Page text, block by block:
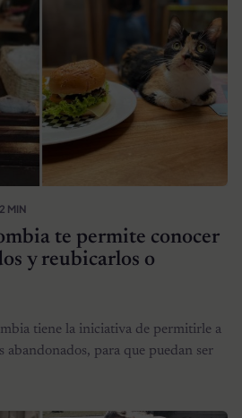
2 MIN
te permite conocer
y reubicarlos o
tiene la iniciativa de permitirle a
abandonados, para que puedan ser